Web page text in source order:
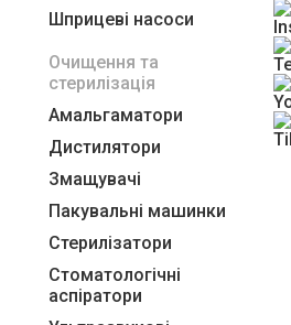
Шприцеві насоси
Очищення та
стерилізація
Амальгаматори
Дистилятори
Змащувачі
Пакувальні машинки
Стерилізатори
Стоматологічні
аспіратори